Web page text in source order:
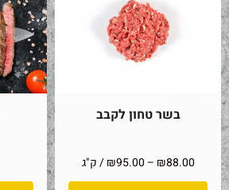
בשר טחון לקבב
₪88.00
–
₪95.00 / ק"ג